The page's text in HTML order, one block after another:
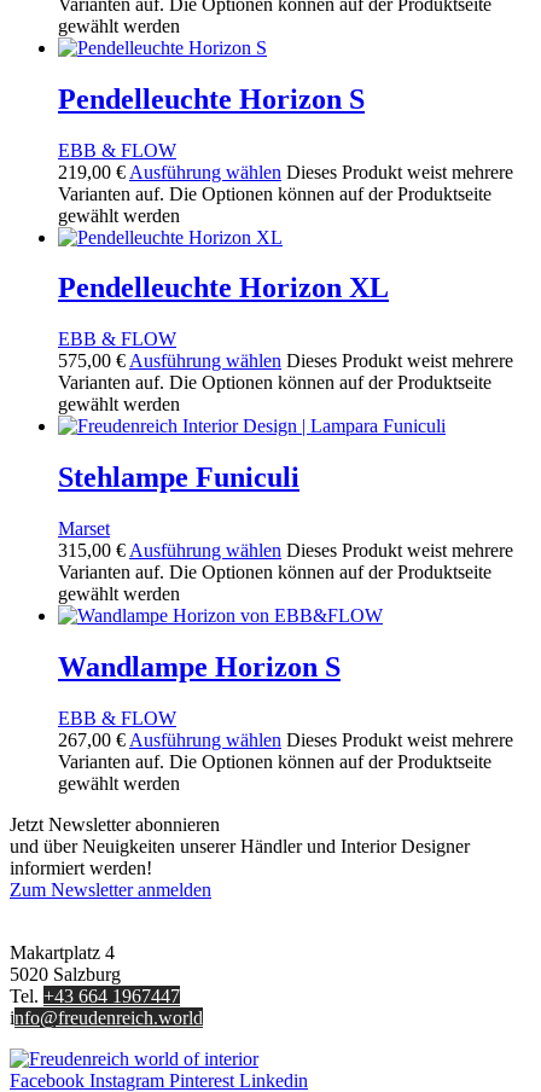
gewählt werden
Pendelleuchte Horizon S
EBB & FLOW
219,00 € Ausführung wählen Dieses Produkt weist mehrere
Varianten auf. Die Optionen können auf der Produktseite
gewählt werden
Pendelleuchte Horizon XL
EBB & FLOW
575,00 € Ausführung wählen Dieses Produkt weist mehrere
Varianten auf. Die Optionen können auf der Produktseite
gewählt werden
Stehlampe Funiculi
Marset
315,00 € Ausführung wählen Dieses Produkt weist mehrere
Varianten auf. Die Optionen können auf der Produktseite
gewählt werden
Wandlampe Horizon S
EBB & FLOW
267,00 € Ausführung wählen Dieses Produkt weist mehrere
Varianten auf. Die Optionen können auf der Produktseite
gewählt werden
Jetzt Newsletter abonnieren
und über Neuigkeiten unserer Händler und Interior Designer
informiert werden!
Zum Newsletter anmelden
Makartplatz 4
5020 Salzburg
Tel. +43 664 1967447
info@freudenreich.world
Facebook Instagram Pinterest Linkedin